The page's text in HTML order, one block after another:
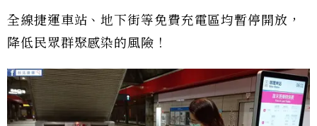
全線捷運車站、地下街等免費充電區均暫停開放，
降低民眾群聚感染的風險！